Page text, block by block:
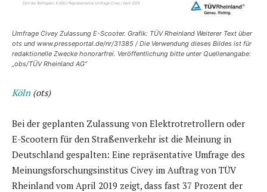
Umfrage Civey Zulassung E-Scooter. Grafik: TÜV Rheinland Weiterer Text über
ots und www.presseportal.de/nr/31385 / Die Verwendung dieses Bildes ist für
redaktionelle Zwecke honorarfrei. Veröffentlichung bitte unter Quellenangabe:
„obs/TÜV Rheinland AG“
Köln (ots)
Bei der geplanten Zulassung von Elektrotretrollern oder
E-Scootern für den Straßenverkehr ist die Meinung in
Deutschland gespalten: Eine repräsentative Umfrage des
Meinungsforschungsinstitus Civey im Auftrag von TÜV
Rheinland vom April 2019 zeigt, dass fast 37 Prozent der